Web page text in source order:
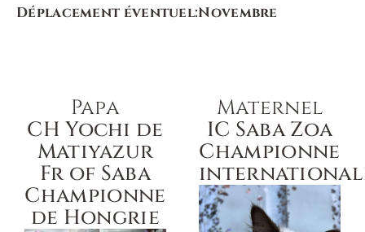
Déplacement éventuel:Novembre
Papa
CH Yochi de
Matiyazur
Fr of Saba
Championne
de Hongrie
Maternel
IC Saba Zoa
Championne